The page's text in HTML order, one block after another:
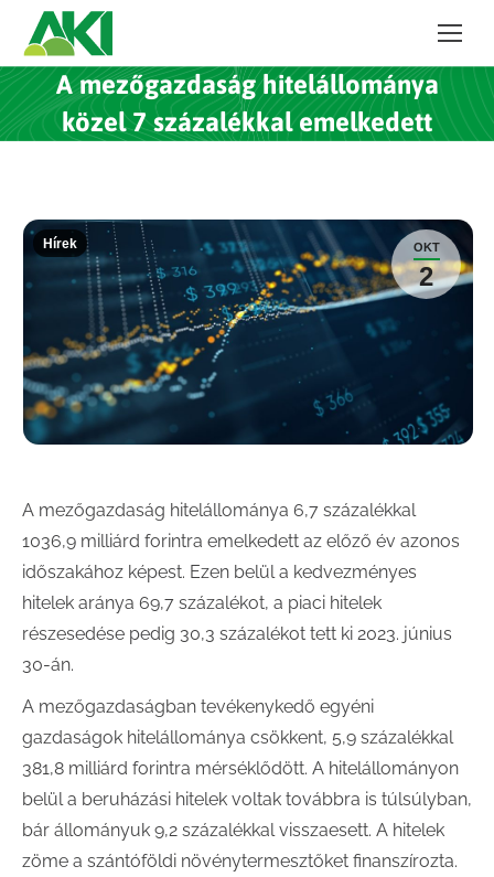
A mezőgazdaság hitelállománya
közel 7 százalékkal emelkedett
OKT
2
Hírek
A mezőgazdaság hitelállománya 6,7 százalékkal
1036,9 milliárd forintra emelkedett az előző év azonos
időszakához képest. Ezen belül a kedvezményes
hitelek aránya 69,7 százalékot, a piaci hitelek
részesedése pedig 30,3 százalékot tett ki 2023. június
30-án.
A mezőgazdaságban tevékenykedő egyéni
gazdaságok hitelállománya csökkent, 5,9 százalékkal
381,8 milliárd forintra mérséklődött. A hitelállományon
belül a beruházási hitelek voltak továbbra is túlsúlyban,
bár állományuk 9,2 százalékkal visszaesett. A hitelek
zöme a szántóföldi növénytermesztőket finanszírozta.